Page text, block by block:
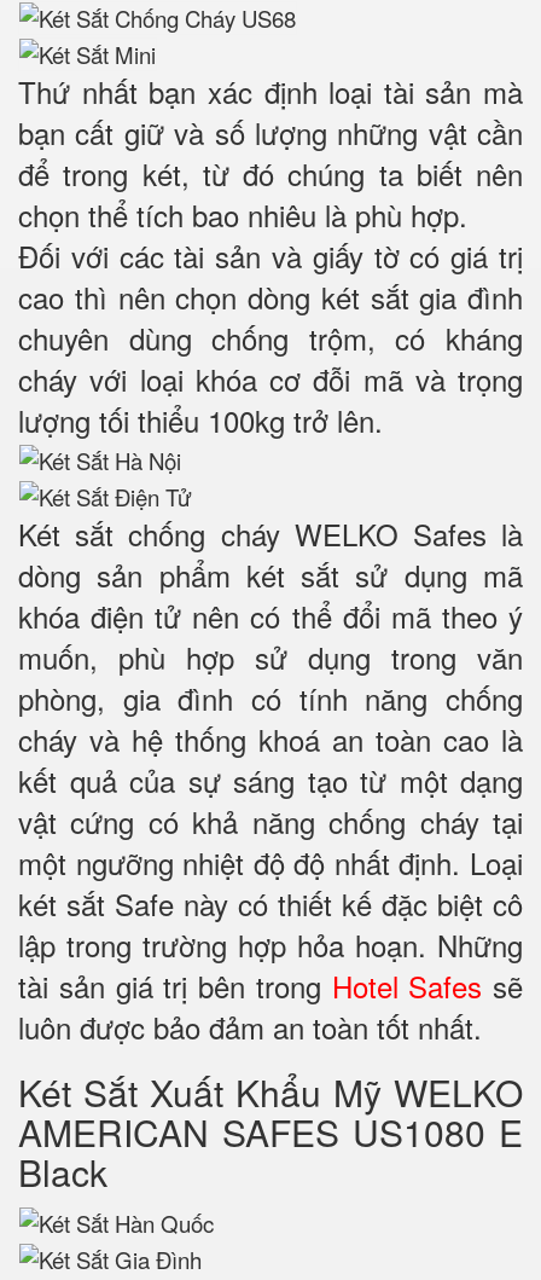
Thứ nhất bạn xác định loại tài sản mà
bạn cất giữ và số lượng những vật cần
để trong két, từ đó chúng ta biết nên
chọn thể tích bao nhiêu là phù hợp.
Đối với các tài sản và giấy tờ có giá trị
cao thì nên chọn dòng két sắt gia đình
chuyên dùng chống trộm, có kháng
cháy với loại khóa cơ đỗi mã và trọng
lượng tối thiểu 100kg trở lên.
Két sắt chống cháy WELKO Safes là
dòng sản phẩm két sắt sử dụng mã
khóa điện tử nên có thể đổi mã theo ý
muốn, phù hợp sử dụng trong văn
phòng, gia đình có tính năng chống
cháy và hệ thống khoá an toàn cao là
kết quả của sự sáng tạo từ một dạng
vật cứng có khả năng chống cháy tại
một ngưỡng nhiệt độ độ nhất định. Loại
két sắt Safe này có thiết kế đặc biệt cô
lập trong trường hợp hỏa hoạn. Những
tài sản giá trị bên trong Hotel Safes sẽ
luôn được bảo đảm an toàn tốt nhất.
Két Sắt Xuất Khẩu Mỹ WELKO
AMERICAN SAFES US1080 E
Black